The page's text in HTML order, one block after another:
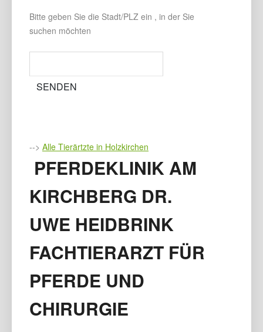
Bitte geben Sie die Stadt/PLZ ein , in der Sie
suchen möchten
--> Alle Tierärtzte in Holzkirchen
PFERDEKLINIK AM
KIRCHBERG DR.
UWE HEIDBRINK
FACHTIERARZT FÜR
PFERDE UND
CHIRURGIE